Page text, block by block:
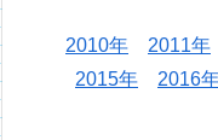
2010年 2011年
2015年
2016